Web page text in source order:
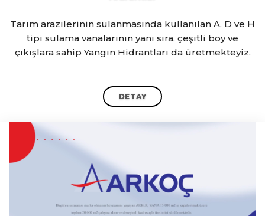
Tarım arazilerinin sulanmasında kullanılan A, D ve H
tipi sulama vanalarının yanı sıra, çeşitli boy ve
çıkışlara sahip Yangın Hidrantları da üretmekteyiz.
DETAY